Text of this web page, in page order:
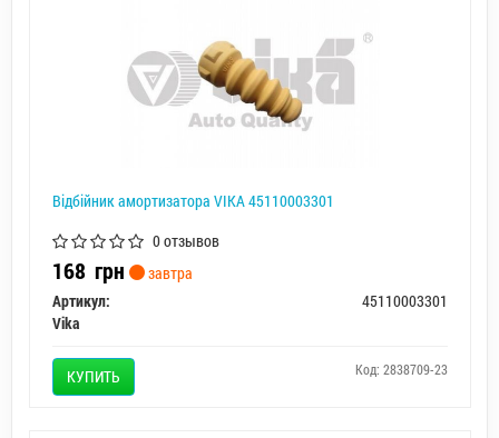
Відбійник амортизатора VIKA 45110003301
0 отзывов
168 грн
завтра
Артикул:
45110003301
Vika
КУПИТЬ Код: 2838709-23